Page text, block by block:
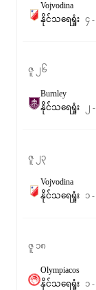
Vojvodina
နိုင်သရေရှုံး ၄ -
ဇူ ၂၆
Burnley
နိုင်သရေရှုံး ၂ -
ဇူ ၂၃
Vojvodina
နိုင်သရေရှုံး ၁ -
ဇူ ၁၈
Olympiacos
နိုင်သရေရှုံး ၁-